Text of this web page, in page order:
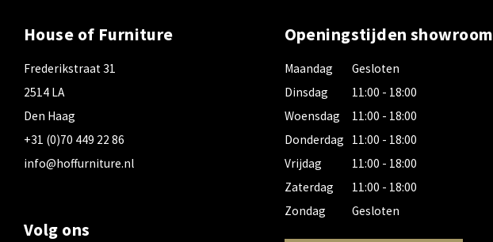
House of Furniture
Frederikstraat 31
2514 LA
Den Haag
+31 (0)70 449 22 86
info@hoffurniture.nl
Volg ons
Openingstijden showroom
Maandag
Dinsdag
Woensdag
Donderdag
Vrijdag
Zaterdag
Zondag
Gesloten
11:00 - 18:00
11:00 - 18:00
11:00 - 18:00
11:00 - 18:00
11:00 - 18:00
Gesloten